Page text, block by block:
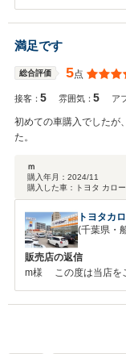
います。自社指定工場
きます。遠方で書類等
きますのでご安心いた
と行い、納車の時にま
たします。
満足です
総合評価 5点
接客：5 雰囲気：5 ア
初めての車購入でしたが
た。
ｍ
購入年月： 2024/11
購入した車：
トヨタ カロ
トヨタカ
(千葉県・
販売店の返信
m様 この度は当店を
ております。 ご不明
くお願いいたします